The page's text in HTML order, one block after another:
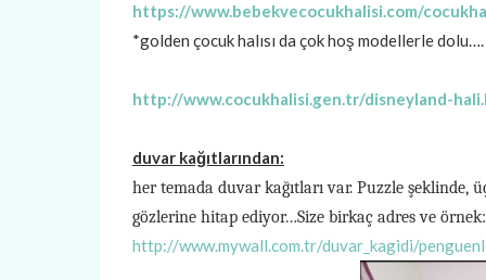
https://www.bebekvecocukhalisi.com/
*golden çocuk halısı da çok hoş modellerle dolu….
http://www.cocukhalisi.gen.tr/disneyland-
duvar kağıtlarından:
her temada duvar kağıtları var. Puzzle şeklinde,
gözlerine hitap ediyor…Size birkaç adres ve örnek:
http://www.mywall.com.tr/duvar_kagidi/